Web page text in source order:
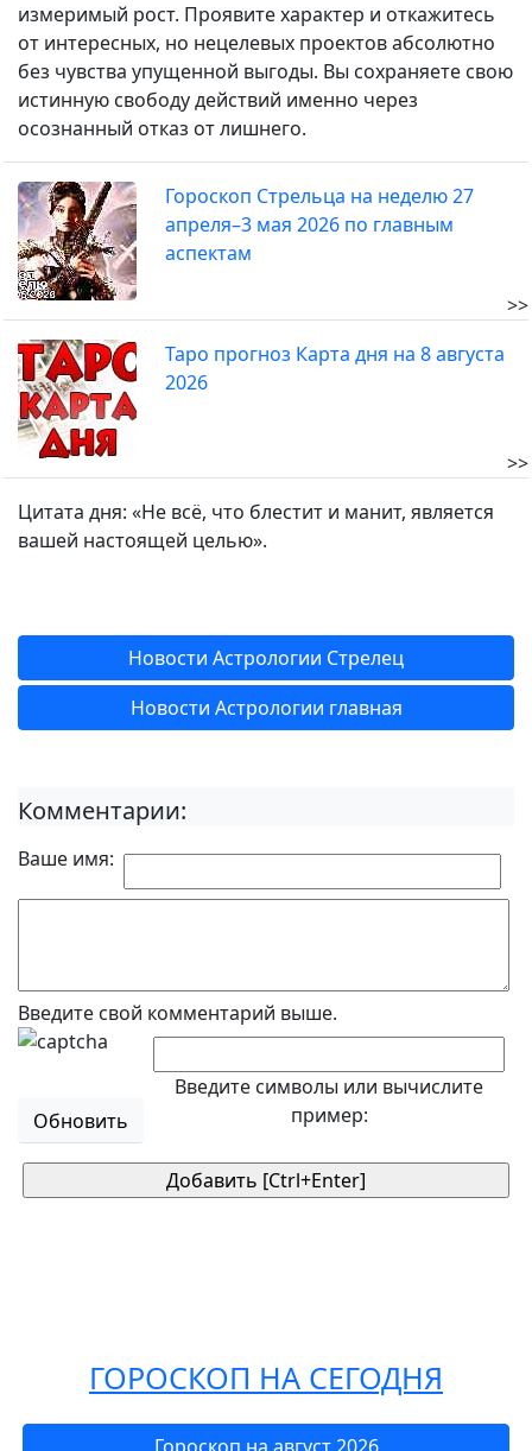
измеримый рост. Проявите характер и откажитесь
от интересных, но нецелевых проектов абсолютно
без чувства упущенной выгоды. Вы сохраняете свою
истинную свободу действий именно через
осознанный отказ от лишнего.
Гороскоп Стрельца на неделю 27
апреля–3 мая 2026 по главным
аспектам
>>
Таро прогноз Карта дня на 8 августа
2026
>>
Цитата дня: «Не всё, что блестит и манит, является
вашей настоящей целью».
Новости Астрологии Стрелец
Новости Астрологии главная
Комментарии:
Ваше имя:
Введите свой комментарий выше.
Обновить
Введите символы или вычислите
пример:
ГОРОСКОП НА СЕГОДНЯ